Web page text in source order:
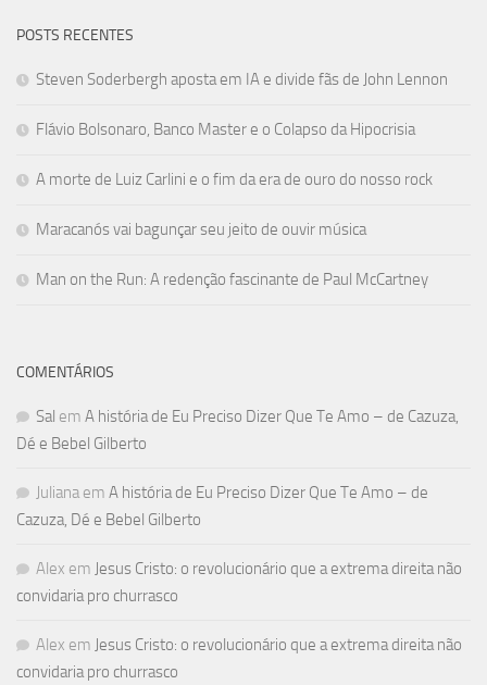
POSTS RECENTES
Steven Soderbergh aposta em IA e divide fãs de John Lennon
Flávio Bolsonaro, Banco Master e o Colapso da Hipocrisia
A morte de Luiz Carlini e o fim da era de ouro do nosso rock
Maracanós vai bagunçar seu jeito de ouvir música
Man on the Run: A redenção fascinante de Paul McCartney
COMENTÁRIOS
Sal em A história de Eu Preciso Dizer Que Te Amo – de Cazuza,
Dé e Bebel Gilberto
Juliana em A história de Eu Preciso Dizer Que Te Amo – de
Cazuza, Dé e Bebel Gilberto
Alex em Jesus Cristo: o revolucionário que a extrema direita não
convidaria pro churrasco
Alex em Jesus Cristo: o revolucionário que a extrema direita não
convidaria pro churrasco